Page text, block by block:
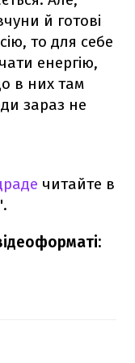
й готові
то для себе
енергію,
в них там
зараз не
читайте в